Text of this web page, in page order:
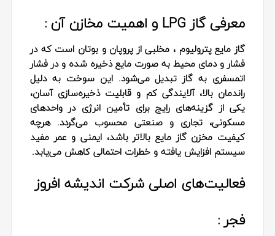
معرفی گاز LPG و اهمیت مخازن آن :
گاز مایع پترولیوم ، مخلبی از پروپان و بوتان است که در
فشار و دمای محیط به صورت مایع ذخیره شده و در فشار
اتمسفری به گاز تبدیل می‌شود. این سوخت به دلیل
راندمان بالا، آلایندگی کم و قابلیت ذخیره‌سازی آسان،
یکی از گزینه‌های رایج برای تأمین انرژی در واحدهای
مسکونی، تجاری و صنعتی محسوب می‌گردد. هرچه
کیفیت مخزن گاز مایع بالاتر باشد، ایمنی و عمر مفید
سیستم افزایش یافته و خطرات احتمالی کاهش می‌یابد.
فعالیت‌های اصلی شرکت اندیشه‌ افروز
فجر :